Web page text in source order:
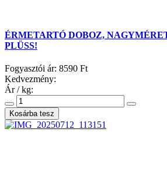
ÉRMETARTÓ DOBOZ,
PLÜSS!
Fogyasztói ár: 8590 Ft
Kedvezmény:
Ár / kg: